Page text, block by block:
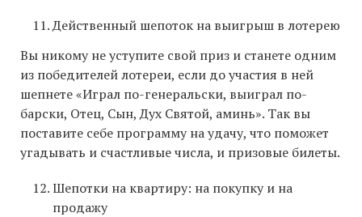
Действенный шепоток на выигрыш в лотерею
Вы никому не уступите свой приз и станете одним
из победителей лотереи, если до участия в ней
шепнете «Играл по-генеральски, выиграл по-
барски, Отец, Сын, Дух Святой, аминь». Так вы
поставите себе программу на удачу, что поможет
угадывать и счастливые числа, и призовые билеты.
Шепотки на квартиру: на покупку и на
продажу